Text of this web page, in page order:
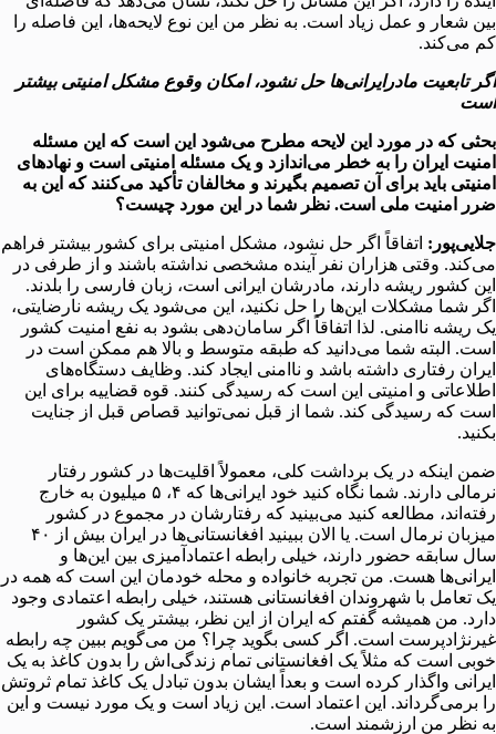
بین شعار و عمل زیاد است. به نظر من این نوع لایحه‌ها، این فاصله را
کم می‌کند.
اگر تابعیت مادرایرانی‌ها حل نشود، امکان وقوع مشکل امنیتی بیشتر
است
بحثی که در مورد این لایحه مطرح می‌شود این است که این مسئله
امنیت ایران را به خطر می‌اندازد و یک مسئله امنیتی است و نهادهای
امنیتی باید برای آن تصمیم بگیرند و مخالفان تأکید می‌کنند که این به
ضرر امنیت ملی است. نظر شما در این مورد چیست؟
جلایی‌پور: اتفاقاً اگر حل نشود، مشکل امنیتی برای کشور بیشتر فراهم
می‌کند. وقتی هزاران نفر آینده مشخصی نداشته باشند و از طرفی در
این کشور ریشه دارند، مادرشان ایرانی است، زبان فارسی را بلدند.
اگر شما مشکلات این‌ها را حل نکنید، این می‌شود یک ریشه نارضایتی،
یک ریشه ناامنی. لذا اتفاقاً اگر سامان‌دهی بشود به نفع امنیت کشور
است. البته شما می‌دانید که طبقه متوسط و بالا هم ممکن است در
ایران رفتاری داشته باشد و ناامنی ایجاد کند. وظایف دستگاه‌های
اطلاعاتی و امنیتی این است که رسیدگی کنند. قوه قضاییه برای این
است که رسیدگی کند. شما از قبل نمی‌توانید قصاص قبل از جنایت
بکنید.
ضمن اینکه در یک برداشت کلی، معمولاً اقلیت‌ها در کشور رفتار
نرمالی دارند. شما نگاه کنید خود ایرانی‌ها که ۴، ۵ میلیون به خارج
رفته‌اند، مطالعه کنید می‌بینید که رفتارشان در مجموع در کشور
میزبان نرمال است. یا الان ببینید افغانستانی‌ها در ایران بیش از ۴۰
سال سابقه حضور دارند، خیلی رابطه اعتمادآمیزی بین این‌ها و
ایرانی‌ها هست. من تجربه خانواده و محله خودمان این است که همه در
یک تعامل با شهروندان افغانستانی هستند، خیلی رابطه اعتمادی وجود
دارد. من همیشه گفتم که ایران از این نظر، بیشتر یک کشور
غیرنژادپرست است. اگر کسی بگوید چرا؟ من می‌گویم ببین چه رابطه
خوبی است که مثلاً یک افغانستانی تمام زندگی‌اش را بدون کاغذ به یک
ایرانی واگذار کرده است و بعداً ایشان بدون تبادل یک کاغذ تمام ثروتش
را برمی‌گرداند. این اعتماد است. این زیاد است و یک مورد نیست و این
به نظر من ارزشمند است.